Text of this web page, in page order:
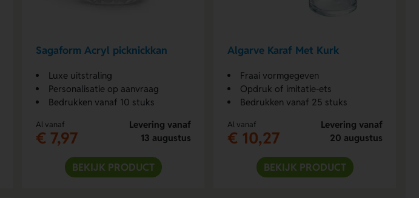
Sagaform Acryl picknickkan
Luxe uitstraling
Personalisatie op aanvraag
Bedrukken vanaf 10 stuks
Al vanaf
€ 7,97
Levering vanaf
13 augustus
BEKIJK PRODUCT
Algarve Karaf Met Kurk
Fraai vormgegeven
Opdruk of imitatie-ets
Bedrukken vanaf 25 stuks
Al vanaf
€ 10,27
Levering vanaf
20 augustus
BEKIJK PRODUCT